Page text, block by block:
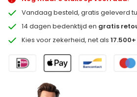
Vandaag besteld, gratis geleverd
14 dagen bedenktijd en gratis
Kies voor zekerheid, net als